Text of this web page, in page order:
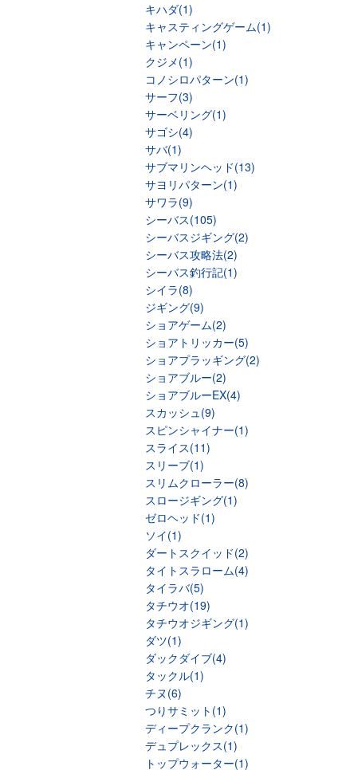
キハダ(1)
キャスティングゲーム(1)
キャンペーン(1)
クジメ(1)
コノシロパターン(1)
サーフ(3)
サーベリング(1)
サゴシ(4)
サバ(1)
サブマリンヘッド(13)
サヨリパターン(1)
サワラ(9)
シーバス(105)
シーバスジギング(2)
シーバス攻略法(2)
シーバス釣行記(1)
シイラ(8)
ジギング(9)
ショアゲーム(2)
ショアトリッカー(5)
ショアプラッギング(2)
ショアブルー(2)
ショアブルーEX(4)
スカッシュ(9)
スピンシャイナー(1)
スライス(11)
スリーブ(1)
スリムクローラー(8)
スロージギング(1)
ゼロヘッド(1)
ソイ(1)
ダートスクイッド(2)
タイトスラローム(4)
タイラバ(5)
タチウオ(19)
タチウオジギング(1)
ダツ(1)
ダックダイブ(4)
タックル(1)
チヌ(6)
つりサミット(1)
ディープクランク(1)
デュプレックス(1)
トップウォーター(1)